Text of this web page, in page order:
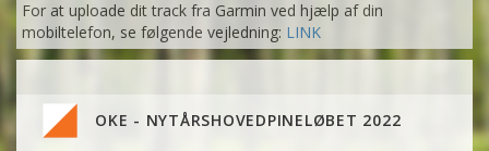
For at uploade dit track fra Garmin ved hjælp af din
mobiltelefon, se følgende vejledning: LINK
OKE - NYTÅRSHOVEDPINELØBET 2022